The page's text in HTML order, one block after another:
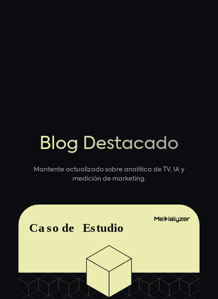
Blog Destacado
Mantente actualizado sobre analítica de TV, IA y
medición de marketing.